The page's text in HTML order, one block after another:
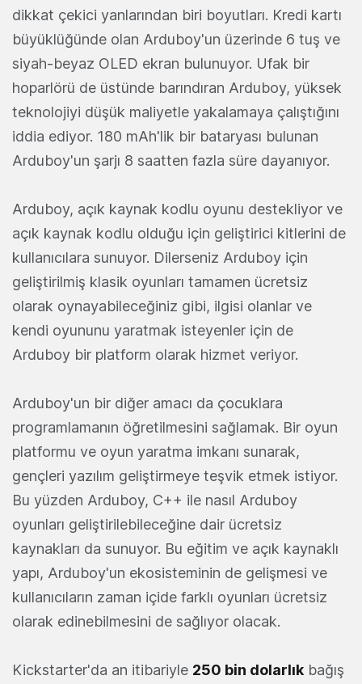
dikkat çekici yanlarından biri boyutları. Kredi kartı
büyüklüğünde olan Arduboy'un üzerinde 6 tuş ve
siyah-beyaz OLED ekran bulunuyor. Ufak bir
hoparlörü de üstünde barındıran Arduboy, yüksek
teknolojiyi düşük maliyetle yakalamaya çalıştığını
iddia ediyor. 180 mAh'lik bir bataryası bulunan
Arduboy'un şarjı 8 saatten fazla süre dayanıyor.
Arduboy, açık kaynak kodlu oyunu destekliyor ve
açık kaynak kodlu olduğu için geliştirici kitlerini de
kullanıcılara sunuyor. Dilerseniz Arduboy için
geliştirilmiş klasik oyunları tamamen ücretsiz
olarak oynayabileceğiniz gibi, ilgisi olanlar ve
kendi oyununu yaratmak isteyenler için de
Arduboy bir platform olarak hizmet veriyor.
Arduboy'un bir diğer amacı da çocuklara
programlamanın öğretilmesini sağlamak. Bir oyun
platformu ve oyun yaratma imkanı sunarak,
gençleri yazılım geliştirmeye teşvik etmek istiyor.
Bu yüzden Arduboy, C++ ile nasıl Arduboy
oyunları geliştirilebileceğine dair ücretsiz
kaynakları da sunuyor. Bu eğitim ve açık kaynaklı
yapı, Arduboy'un ekosisteminin de gelişmesi ve
kullanıcıların zaman içide farklı oyunları ücretsiz
olarak edinebilmesini de sağlıyor olacak.
Kickstarter'da an itibariyle 250 bin dolarlık bağış